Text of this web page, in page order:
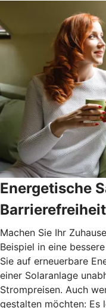
Energetische
Barrierefreiheit
Machen Sie Ihr
Beispiel in eine
Sie auf erneuerbare
einer Solaranlage
Strompreisen. Auch
gestalten möchten: Es